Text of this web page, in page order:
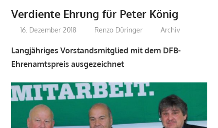
Verdiente Ehrung für Peter König
16. Dezember 2018 Renzo Düringer Archiv
Langjähriges Vorstandsmitglied mit dem DFB-
Ehrenamtspreis ausgezeichnet